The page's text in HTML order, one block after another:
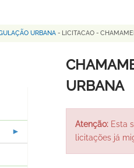
URBANA - LICITACAO -
URBANA
Atenção:Esta
licitações já